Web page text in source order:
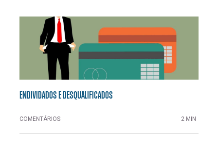
ENDIVIDADOS E DESQUALIFICADOS
COMENTÁRIOS 2 MIN